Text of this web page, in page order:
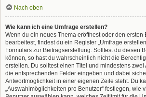
Nach oben
Wie kann ich eine Umfrage erstellen?
Wenn du ein neues Thema eröffnest oder den ersten
bearbeitest, findest du ein Register „Umfrage
Formulars zur Beitragserstellung. Solltest du diesen
können, so hast du wahrscheinlich nicht die
erstellen. Du solltest einen Titel und mindestens zwei
die entsprechenden Felder eingeben und dabei
Antwortmöglichkeit in einer eigenen Zeile steht. Du
„Auswahlmöglichkeiten pro Benutzer“ festlegen, wie